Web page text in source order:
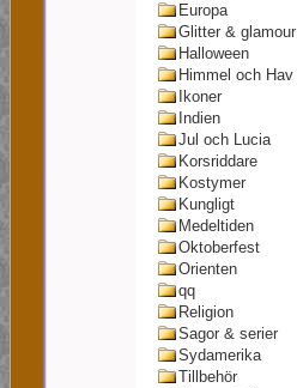
Europa
Glitter & glamour
Halloween
Himmel och Hav
Ikoner
Indien
Jul och Lucia
Korsriddare
Kostymer
Kungligt
Medeltiden
Oktoberfest
Orienten
qq
Religion
Sagor & serier
Sydamerika
Tillbehör